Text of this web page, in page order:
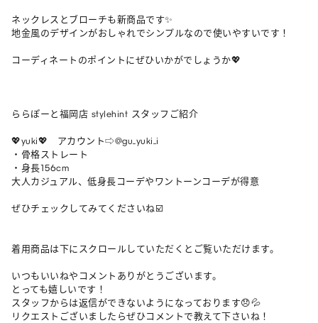
ネックレスとブローチも新商品です✨
地金風のデザインがおしゃれでシンプルなので使いやすいです！
コーディネートのポイントにぜひいかがでしょうか💖
ららぽーと福岡店 stylehint スタッフご紹介
💖yuki💖　アカウント⇨@gu_yuki_i
・骨格ストレート
・身長156cm
大人カジュアル、低身長コーデやワントーンコーデが得意
ぜひチェックしてみてくださいね☑️
着用商品は下にスクロールしていただくとご覧いただけます。
いつもいいねやコメントありがとうございます。
とっても嬉しいです！
スタッフからは返信ができないようになっております😞💦
リクエストございましたらぜひコメントで教えて下さいね！